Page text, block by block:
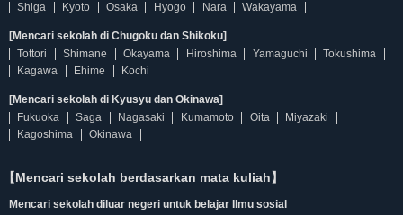
Shiga
Kyoto Osaka Hyogo Nara Wakayama
[Mencari sekolah di Chugoku dan Shikoku]
Tottori
Shimane Okayama Hiroshima Yamaguchi
Tokushima
Kagawa
Ehime Kochi
[Mencari sekolah di Kyusyu dan Okinawa]
Fukuoka
Saga Nagasaki Kumamoto Oita
Miyazaki
Kagoshima
Okinawa
【Mencari sekolah berdasarkan mata kuliah】
Mencari sekolah diluar negeri untuk belajar Ilmu sosial